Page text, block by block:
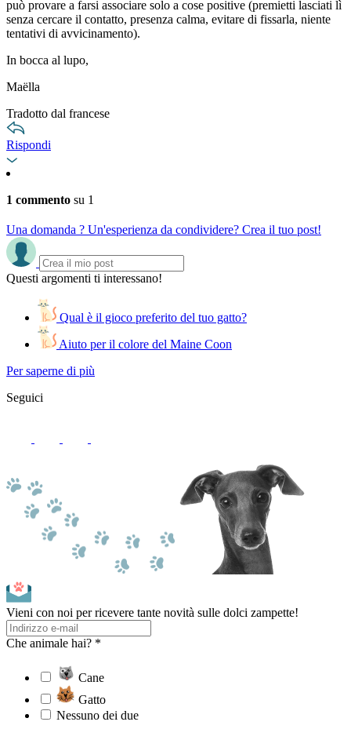
può provare a farsi associare solo a cose positive (premietti lasciati lì
senza cercare il contatto, presenza calma, evitare di fissarla, niente
tentativi di avvicinamento).
In bocca al lupo,
Maëlla
Tradotto dal francese
Rispondi
1 commento su 1
Una domanda ? Un'esperienza da condividere? Crea il tuo post!
Questi argomenti ti interessano!
Qual è il gioco preferito del tuo gatto?
Aiuto per il colore del Maine Coon
Per saperne di più
Seguici
Vieni con noi per ricevere tante novità sulle dolci zampette!
Che animale hai? *
Cane
Gatto
Nessuno dei due